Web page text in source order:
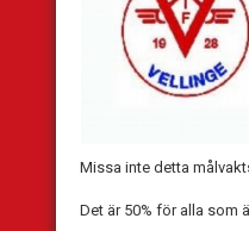
Missa inte detta
Det är 50% för alla som